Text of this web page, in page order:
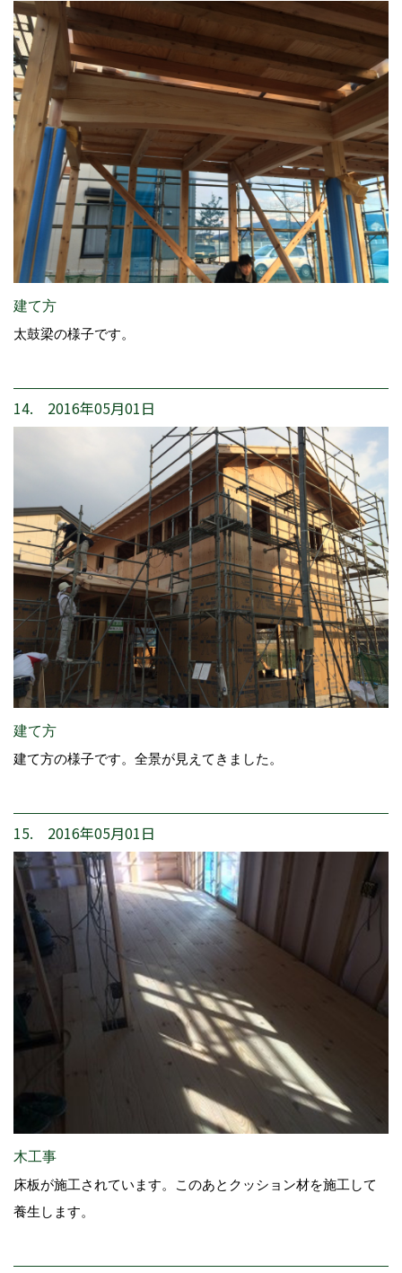
建て方
太鼓梁の様子です。
14. 2016年05月01日
建て方
建て方の様子です。全景が見えてきました。
15. 2016年05月01日
木工事
床板が施工されています。このあとクッション材を施工して
養生します。